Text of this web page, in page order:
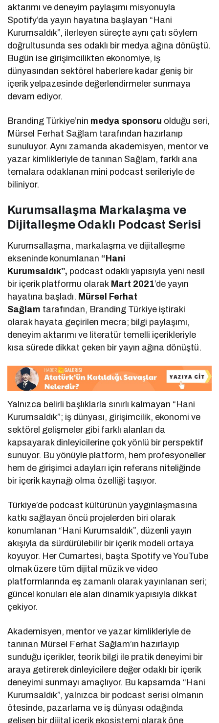
aktarımı ve deneyim paylaşımı misyonuyla
Spotify’da yayın hayatına başlayan “Hani
Kurumsaldık”, ilerleyen süreçte aynı çatı söylem
doğrultusunda ses odaklı bir medya ağına dönüştü.
Bugün ise girişimcilikten ekonomiye, iş
dünyasından sektörel haberlere kadar geniş bir
içerik yelpazesinde değerlendirmeler sunmaya
devam ediyor.
Branding Türkiye’nin medya sponsoru olduğu seri,
Mürsel Ferhat Sağlam tarafından hazırlanıp
sunuluyor. Aynı zamanda akademisyen, mentor ve
yazar kimlikleriyle de tanınan Sağlam, farklı ana
temalara odaklanan mini podcast serileriyle de
biliniyor.
Kurumsallaşma Markalaşma ve
Dijitalleşme Odaklı Podcast Serisi
Kurumsallaşma, markalaşma ve dijitalleşme
ekseninde konumlanan “Hani
Kurumsaldık”, podcast odaklı yapısıyla yeni nesil
bir içerik platformu olarak Mart 2021’de yayın
hayatına başladı. Mürsel Ferhat
Sağlam tarafından, Branding Türkiye iştiraki
olarak hayata geçirilen mecra; bilgi paylaşımı,
deneyim aktarımı ve literatür temelli içerikleriyle
kısa sürede dikkat çeken bir yayın ağına dönüştü.
Yalnızca belirli başlıklarla sınırlı kalmayan “Hani
Kurumsaldık”; iş dünyası, girişimcilik, ekonomi ve
sektörel gelişmeler gibi farklı alanları da
kapsayarak dinleyicilerine çok yönlü bir perspektif
sunuyor. Bu yönüyle platform, hem profesyoneller
hem de girişimci adayları için referans niteliğinde
bir içerik kaynağı olma özelliği taşıyor.
Türkiye’de podcast kültürünün yaygınlaşmasına
katkı sağlayan öncü projelerden biri olarak
konumlanan “Hani Kurumsaldık”, düzenli yayın
akışıyla da sürdürülebilir bir içerik modeli ortaya
koyuyor. Her Cumartesi, başta Spotify ve YouTube
olmak üzere tüm dijital müzik ve video
platformlarında eş zamanlı olarak yayınlanan seri;
güncel konuları ele alan dinamik yapısıyla dikkat
çekiyor.
Akademisyen, mentor ve yazar kimlikleriyle de
tanınan Mürsel Ferhat Sağlam’ın hazırlayıp
sunduğu içerikler, teorik bilgi ile pratik deneyimi bir
araya getirerek dinleyicilere değer odaklı bir içerik
deneyimi sunmayı amaçlıyor. Bu kapsamda “Hani
Kurumsaldık”, yalnızca bir podcast serisi olmanın
ötesinde, pazarlama ve iş dünyası odağında
gelişen bir dijital içerik ekosistemi olarak öne